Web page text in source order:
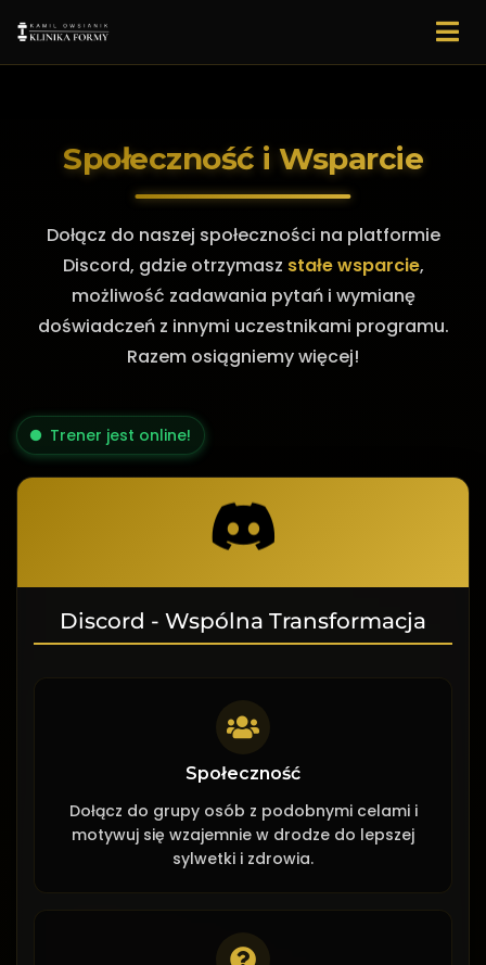
Społeczność i Wsparcie
Dołącz do naszej społeczności na platformie
Discord, gdzie otrzymasz stałe wsparcie,
możliwość zadawania pytań i wymianę
doświadczeń z innymi uczestnikami programu.
Razem osiągniemy więcej!
Trener jest online!
Discord - Wspólna Transformacja
Społeczność
Dołącz do grupy osób z podobnymi celami i
motywuj się wzajemnie w drodze do lepszej
sylwetki i zdrowia.